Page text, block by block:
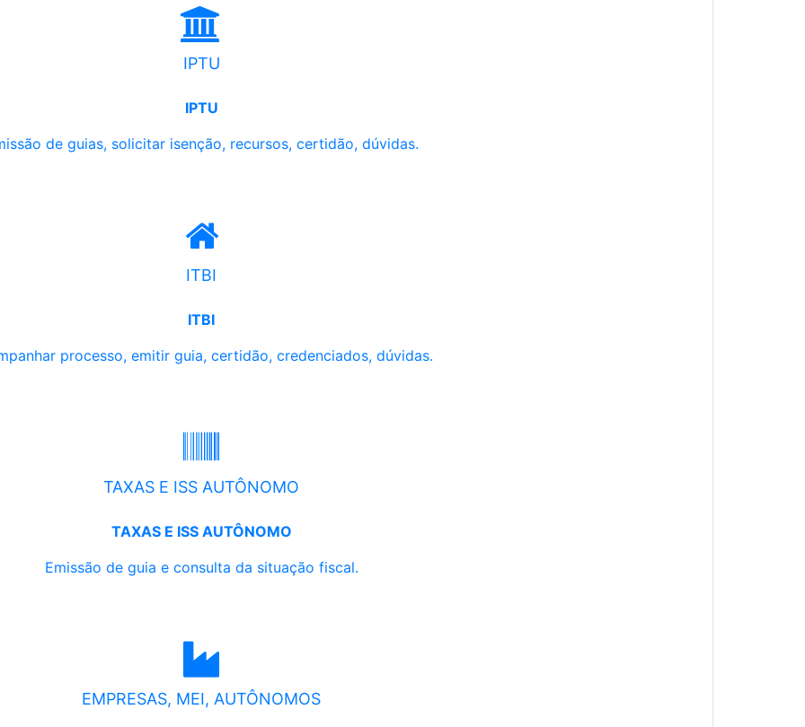
IPTU
IPTU
de guias, solicitar isenção, recursos, certidão, dúvidas.
ITBI
ITBI
processo, emitir guia, certidão, credenciados, dúvidas.
TAXAS E ISS AUTÔNOMO
TAXAS E ISS AUTÔNOMO
Emissão de guia e consulta da situação fiscal.
EMPRESAS, MEI, AUTÔNOMOS